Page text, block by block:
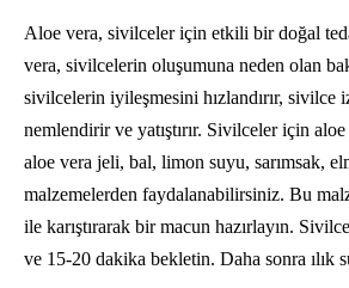
Aloe vera, sivilceler için etkili bir doğal
vera, sivilcelerin oluşumuna neden olan
sivilcelerin iyileşmesini hızlandırır, sivilce
nemlendirir ve yatıştırır. Sivilceler için
aloe vera jeli, bal, limon suyu, sarımsak,
malzemelerden faydalanabilirsiniz. Bu
ile karıştırarak bir macun hazırlayın.
ve 15-20 dakika bekletin. Daha sonra ılık